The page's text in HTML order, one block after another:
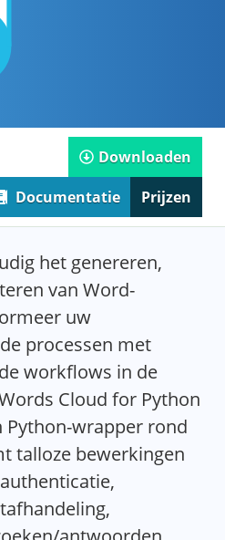
Downloaden
Documentatie
Prijzen
het genereren,
van Word-
uw
processen met
workflows in de
Cloud for Python
Python-wrapper rond
talloze bewerkingen